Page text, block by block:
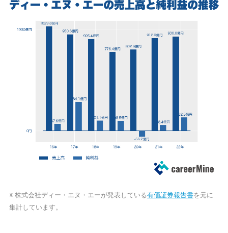
※ 株式会社ディー・エヌ・エーが発表している有価証券報告書を元に
集計しています。